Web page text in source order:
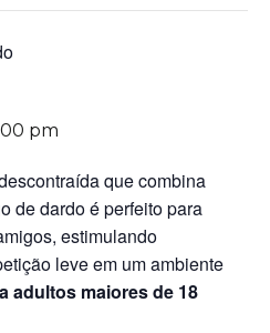
pm
que combina
de dardo é perfeito para
estimulando
leve em um ambiente
adultos maiores de 18